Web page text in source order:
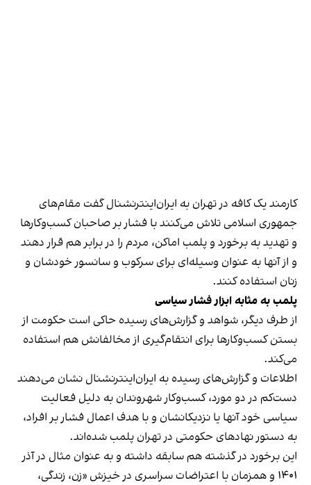
کارمند یک کافه در تهران به ایران‌اینترنشنال گفت مقام‌های
جمهوری اسلامی تلاش می‌کنند با فشار بر صاحبان کسب‌وکارها
و تهدید به برخورد و پلمب اماکن، مردم را در برابر هم قرار دهند
و از آنها به عنوان وسیله‌ای برای سرکوب و سانسور خودشان و
زنان استفاده کنند.
پلمب به مثابه ابزار فشار سیاسی
از طرف دیگر، شواهد و گزارش‌های رسیده حاکی است حکومت از
بستن کسب‌وکارها برای انتقام‌گیری از مخالفانش هم استفاده
می‌کند.
اطلاعات و گزارش‌های رسیده به ایران‌اینترنشنال نشان می‌دهند
دست‌کم در دو مورد، کسب‌وکار شهروندان به دلیل فعالیت
سیاسی خود آنها یا نزدیکانشان و با هدف اعمال فشار بر افراد،
به دستور نهادهای حکومتی در تهران پلمب شده‌اند.
این برخورد در گذشته هم سابقه داشته و به عنوان مثال در آذر
۱۴۰۱ و همزمان با اعتراضات سراسری در خیزش «زن، زندگی،